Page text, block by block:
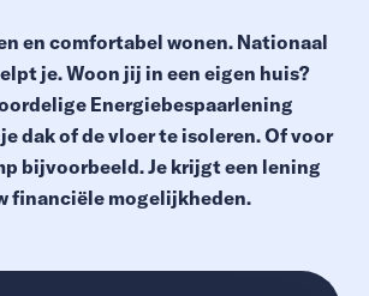
en comfortabel wonen. Nationaal
je. Woon jij in een eigen huis?
Energiebespaarlening
dak of de vloer te isoleren. Of voor
bijvoorbeeld. Je krijgt een lening
financiële mogelijkheden.